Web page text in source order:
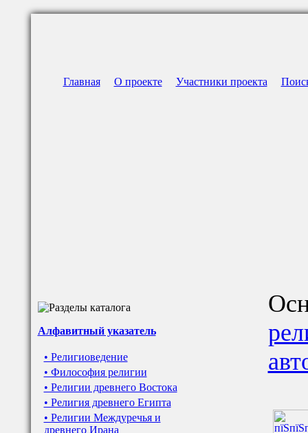
Главная О проекте Участники проекта
Алфавитный указатель
• Религиоведение
• Философия религии
• Религии древнего Востока
• Религия древнего Египта
• Религии Междуречья и
древнего Ирана